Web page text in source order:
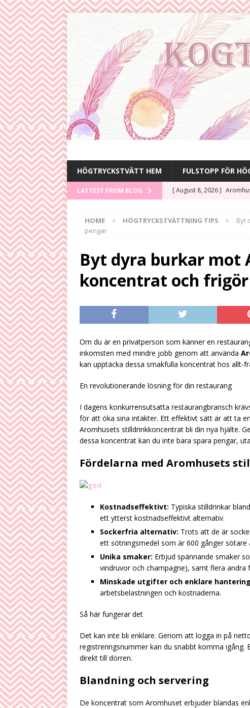
HÖGTRYCKSTVÄTT HEM FULSTOPP FÖR
LATTEST FROM BLOG [ August 8, 2026 ]
[ August 5, 2026 ]
Här är
[ August 3, 2026 ]
Uppskattad
HÖGTRYCKSTVÄTTNING
HOME HÖGTRYCKSTVÄTTNING TIPS
Byt
pengar
Byt dyra burkar mot
koncentrat och
Om du är en privatperson som känner en
inkomsten med mindre jobb genom att använda
kan upptäcka dessa smakfulla koncentrat hos allt-
En revolutionerande lösning för din restaurang
I dagens konkurrensutsatta restaurangbransch
för att öka sina intäkter. Ett effektivt sätt är att ta
Aromhusets stilldrinkkoncentrat bli din nya hjälte.
dessa koncentrat kan du inte bara spara pengar,
Fördelarna med Aromhusets
Kostnadseffektivt: Typiska stilldrinkar
ett ytterst kostnadseffektivt alternativ.
Sockerfria alternativ: Trots att de är
ett sötningsmedel som är 600 gånger sötare
Unika smaker: Erbjud spännande smaker
vindruvor och champagne), samt flera andra
Minskade utgifter och enklare
arbetsbelastningen och kostnaderna.
Så här fungerar det
Det kan inte bli enklare. Genom att logga in på
registreringsnummer kan du snabbt komma
direkt till dörren.
Blandning och servering
De koncentrat som Aromhuset erbjuder blandas